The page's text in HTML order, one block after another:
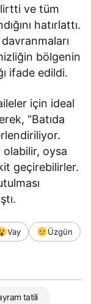
ve tüm
hatırlattı.
bölgenin
ifade edildi.
için ideal
“Batıda
oysa
geçirebilirler.
Vay
Üzgün
tatili